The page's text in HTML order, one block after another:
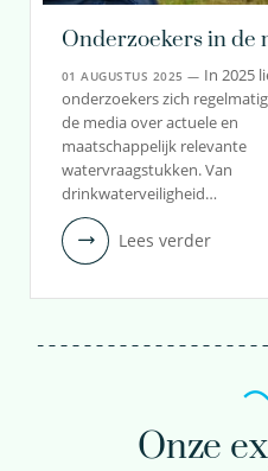
Onderzoekers in de
01 AUGUSTUS 2025 — In 2025
onderzoekers zich
de media over actuele en
maatschappelijk relevante
watervraagstukken. Van
drinkwaterveiligheid…
Lees verder
Onze